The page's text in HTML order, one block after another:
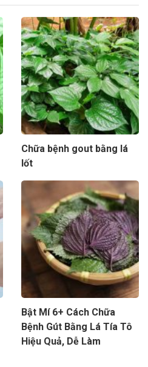
Chữa bệnh gout bằng lá
lốt
Bật Mí 6+ Cách Chữa
Bệnh Gút Bằng Lá Tía Tô
Hiệu Quả, Dễ Làm